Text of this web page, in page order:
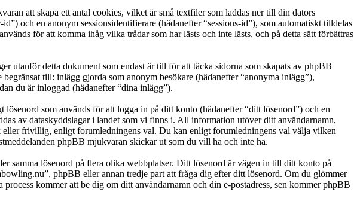
att skapa ett antal cookies, vilket är små textfiler som laddas ner till din dators
och en anonym sessionsidentifierare (hädanefter “sessions-id”), som automatiskt tilldelas
för att komma ihåg vilka trådar som har lästs och inte lästs, och på detta sätt förbättras
utanför detta dokument som endast är till för att täcka sidorna som skapats av phpBB
till: inlägg gjorda som anonym besökare (hädanefter “anonyma inlägg”),
du är inloggad (hädanefter “dina inlägg”).
som används för att logga in på ditt konto (hädanefter “ditt lösenord”) och en
av dataskyddslagar i landet som vi finns i. All information utöver ditt användarnamn,
eller frivillig, enligt forumledningens val. Du kan enligt forumledningens val välja vilken
phpBB mjukvaran skickar ut som du vill ha och inte ha.
samma lösenord på flera olika webbplatser. Ditt lösenord är vägen in till ditt konto på
phpBB eller annan tredje part att fråga dig efter ditt lösenord. Om du glömmer
kommer att be dig om ditt användarnamn och din e-postadress, sen kommer phpBB